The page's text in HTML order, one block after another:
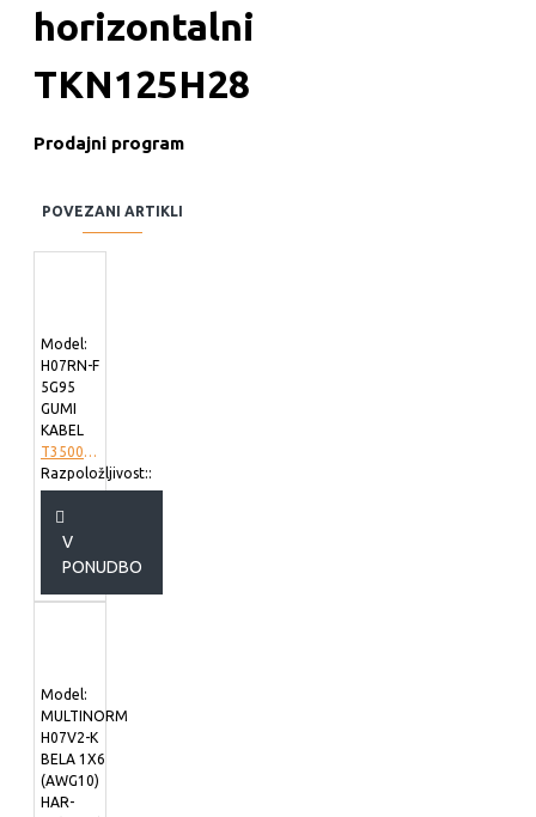
horizontalni
TKN125H28
Prodajni program
POVEZANI ARTIKLI
Model:
H07RN-F
5G95
GUMI
KABEL
T3500498
Razpoložljivost::
V
PONUDBO
Model:
MULTINORM
H07V2-K
BELA 1X6
(AWG10)
HAR-